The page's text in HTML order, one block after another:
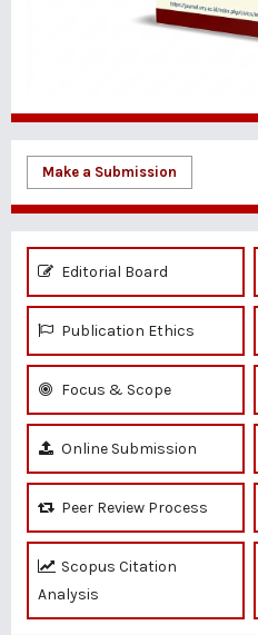
Make a Submission
Editorial Board
Publication Ethics
Focus & Scope
Online Submission
Peer Review Process
Scopus Citation
Analysis